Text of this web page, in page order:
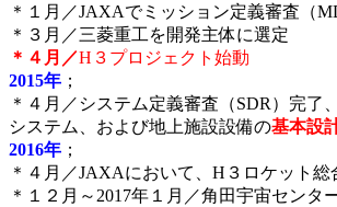
＊１月／JAXAでミッション定義審査（
＊３月／三菱重工を開発主体に選定
＊４月／H３プロジェクト始動
2015年 ；
＊４月／システム定義審査（SDR）完
システム、および地上施設設備の基本設
2016年 ；
＊４月／JAXAにおいて、H３ロケット
＊１２月～2017年１月／角田宇宙センタ